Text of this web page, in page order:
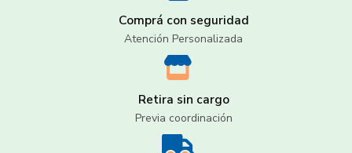
Comprá con seguridad
Atención Personalizada
Retira sin cargo
Previa coordinación